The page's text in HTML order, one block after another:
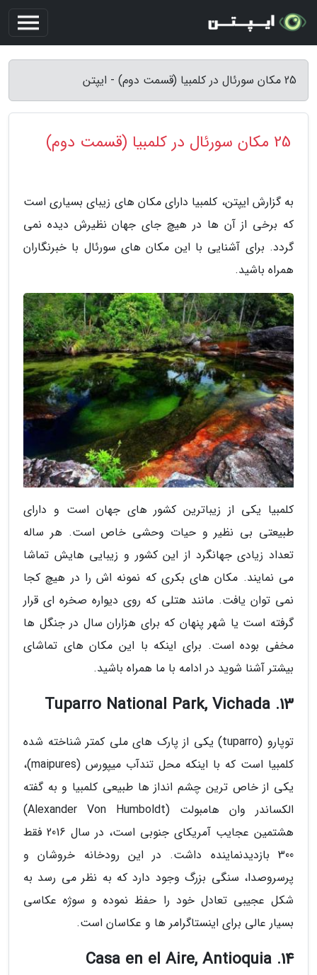
25 مکان سورئال در کلمبیا (قسمت دوم) - ایپتن
25 مکان سورئال در کلمبیا (قسمت دوم)
به گزارش ایپتن، کلمبیا دارای مکان های زیبای بسیاری است
که برخی از آن ها در هیچ جای جهان نظیرش دیده نمی
گردد. برای آشنایی با این مکان های سورئال با خبرنگاران
همراه باشید.
کلمبیا یکی از زیباترین کشور های جهان است و دارای
طبیعتی بی نظیر و حیات وحشی خاص است. هر ساله
تعداد زیادی جهانگرد از این کشور و زیبایی هایش تماشا
می نمایند. مکان های بکری که نمونه اش را در هیچ کجا
نمی توان یافت. مانند هتلی که روی دیواره صخره ای قرار
گرفته است یا شهر پنهان که برای هزاران سال در جنگل ها
مخفی بوده است. برای اینکه با این مکان های تماشای
بیشتر آشنا شوید در ادامه با ما همراه باشید.
13. Tuparro National Park, Vichada
توپارو (tuparro) یکی از پارک های ملی کمتر شناخته شده
کلمبیا است که با اینکه محل تندآب میپورس (maipures)،
یکی از خاص ترین چشم انداز ها طبیعی کلمبیا و به گفته
الکساندر وان هامبولت (Alexander Von Humboldt)
هشتمین عجایب آمریکای جنوبی است، در سال 2016 فقط
300 بازدیدنماینده داشت. در این رودخانه خروشان و
پرسروصدا، سنگی بزرگ وجود دارد که به نظر می رسد به
شکل عجیبی تعادل خود را حفظ نموده و سوژه عکاسی
بسیار عالی برای اینستاگرامر ها و عکاسان است.
14. Casa en el Aire, Antioquia